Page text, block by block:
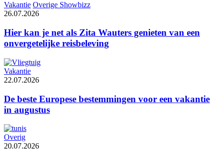
Vakantie Overige Showbizz
26.07.2026
Hier kan je net als Zita Wauters genieten van een
onvergetelijke reisbeleving
Vakantie
22.07.2026
De beste Europese bestemmingen voor een vakantie
in augustus
Overig
20.07.2026